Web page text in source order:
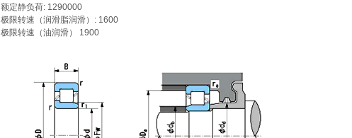
额定静负荷: 1290000
极限转速（润滑脂润滑）: 1600
极限转速（油润滑） 1900